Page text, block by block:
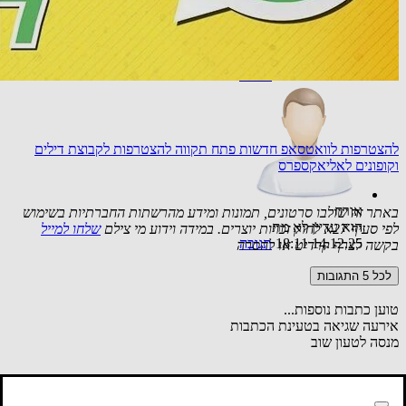
להצטרפות לוואטסאפ חדשות פתח תקווה להצטרפות לקבוצת דילים
וקופונים לאליאקספרס
באתר זה שולבו סרטונים, תמונות ומידע מהרשתות החברתיות בשימוש
לפי סעיף 27א לחוק זכויות יוצרים. במידה וידוע מי צילם
שלחו למייל
בקשה לצרף קרדיט או להסרה
אורח
אשמח לקבל עדכונים לגיל השלישי
02.12.25 10:13
אורח
הוא עדיין לא מת
14.12.25 18:11
תגובה
לכל 5 התגובות
טוען כתבות נוספות...
אירעה שגיאה בטעינת הכתבות
מנסה לטעון שוב